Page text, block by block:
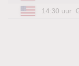
14:30 uur